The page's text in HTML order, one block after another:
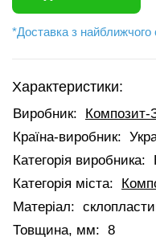
*Доставка з найближчого
Характеристики:
Виробник:
Композит-
Країна-виробник:
Категорія виробника:
Категорія міста:
Матеріал:
Товщина, мм: 8